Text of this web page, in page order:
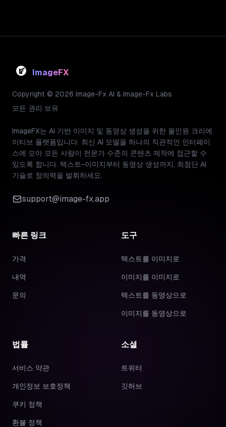
ImageFX
Copyright © 2026 Image-Fx AI & Image-Fx Labs
모든 권리 보유
ImageFX는 AI 기반 이미지 및 동영상 생성을 위한 올인원 크리에
이티브 플랫폼입니다. 최신 AI 모델을 하나의 직관적인 인터페이
스에 모아 모든 사람이 전문가 수준의 콘텐츠 제작에 접근할 수
있도록 합니다. 텍스트-이미지부터 동영상 생성까지, 최첨단 AI
기술로 창의력을 발휘하세요.
support@image-fx.app
빠른 링크
가격
내역
문의
도구
텍스트를 이미지로
이미지를 이미지로
텍스트를 동영상으로
이미지를 동영상으로
법률
서비스 약관
개인정보 보호정책
쿠키 정책
환불 정책
소셜
트위터
깃허브